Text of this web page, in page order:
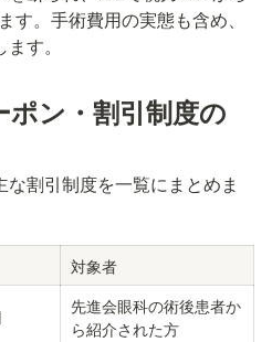
す。手術費用の実態も含め、
す。
ン・割引制度の
割引制度を一覧にまとめま
対象者
先進会眼科の術後患者か
ら紹介された方